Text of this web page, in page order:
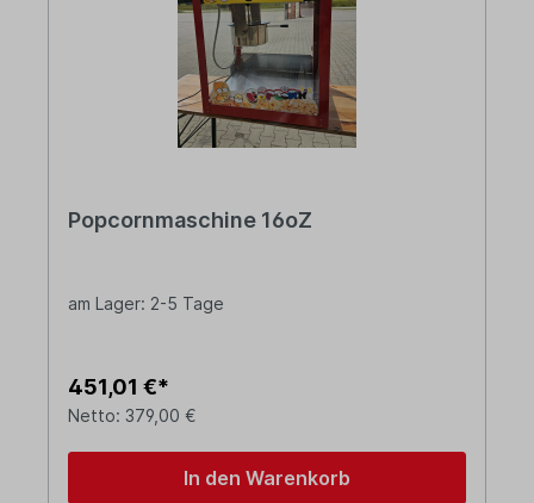
Popcornmaschine 16oZ
am Lager: 2-5 Tage
451,01 €*
Netto: 379,00 €
In den Warenkorb